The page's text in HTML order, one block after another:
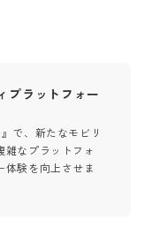
プラットフォー
で、新たなモビリ
雑なプラットフォ
体験を向上させま